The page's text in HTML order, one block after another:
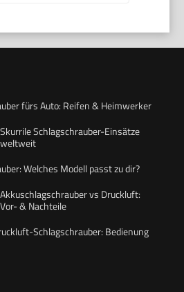
fürs Auto: Reifen & Heimwerker
Skurrile Schlagschrauber-Einsätze
weltweit
Welches Modell passt zu dir?
Akkuschlagschrauber vs Druckluft:
Vor- & Nachteile
Schlagschrauber: Bedienung